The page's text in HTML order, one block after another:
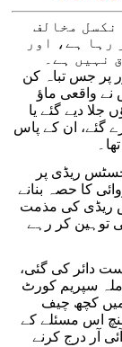
نکسل مخالف
رہا ہے، اور
نہیں ہے۔
پر جس تباہ کن
واقعی ماؤ
جلا دیے گئے یا
گئے، ان کے پاس
ریڈی پر
کا حصہ بنانے
ریڈی کی مذمت
توہین کر رہے
دائر کی گئی،
سپریم کورٹ
میں کچھ چیف
اس مسئلے کے
آر درج کرنے